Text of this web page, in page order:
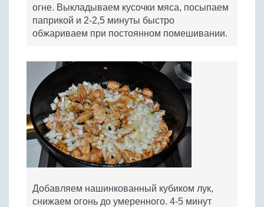
огне. Выкладываем кусочки мяса, посыпаем
паприкой и 2-2,5 минуты быстро
обжариваем при постоянном помешивании.
Добавляем нашинкованный кубиком лук,
снижаем огонь до умеренного. 4-5 минут